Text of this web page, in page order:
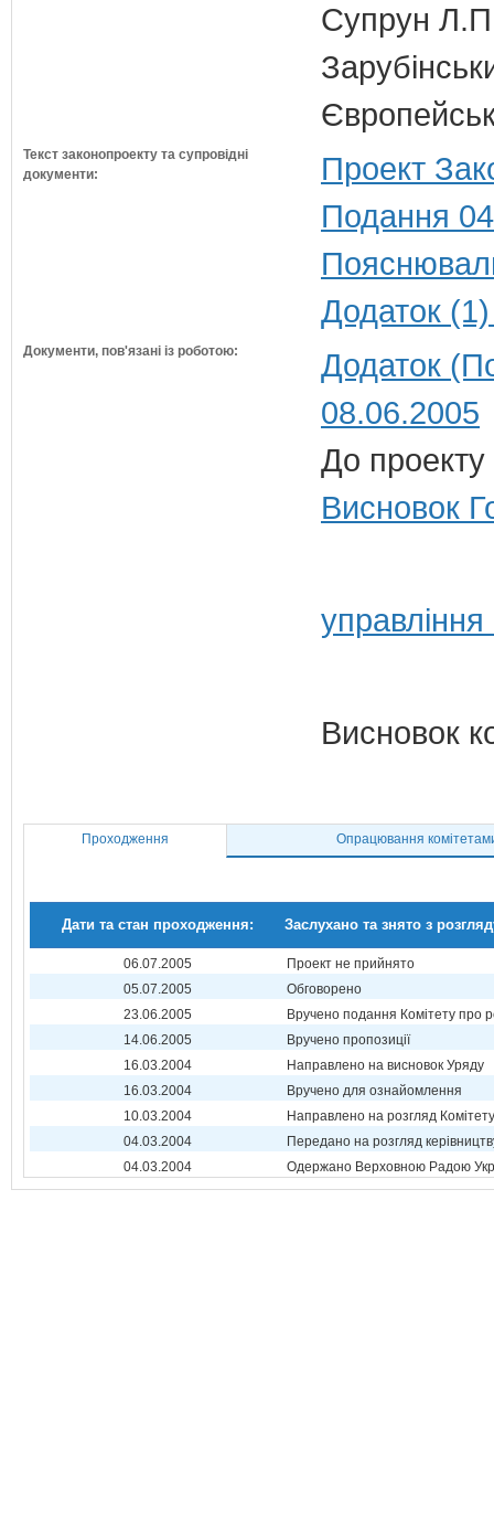
Супрун
Текст законопроекту та супровідні
документи:
Проект
Подання
Додаток
Документи, пов'язані із роботою:
Додаток
08.06.2005
До
Висновок
Висновок
Проходження Опрацювання
Дати та стан проходження: Заслухано та знято з
06.07.2005
Проект не прийнято
05.07.2005
Обговорено
23.06.2005
Вручено подання Комітету про
14.06.2005
Вручено пропозиції
16.03.2004
Направлено на висновок Уряду
16.03.2004
Вручено для ознайомлення
10.03.2004
Направлено на розгляд Комітету
04.03.2004
Передано на розгляд
04.03.2004
Одержано Верховною Радою